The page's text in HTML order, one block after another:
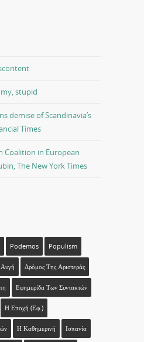
stupid
demise of Scandinavia’s
Times
Coalition in European
The New York Times
Podemos Populism
Αυγή Δρόμος Της Αριστεράς
Εφημερίδα Των Συντακτών
Η Εποχή (εφ.)
Η Καθημερινή Ισπανία